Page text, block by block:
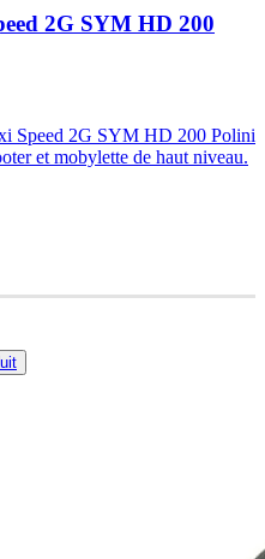
2G SYM HD 200
Speed 2G SYM HD 200 Polini
et mobylette de haut niveau.